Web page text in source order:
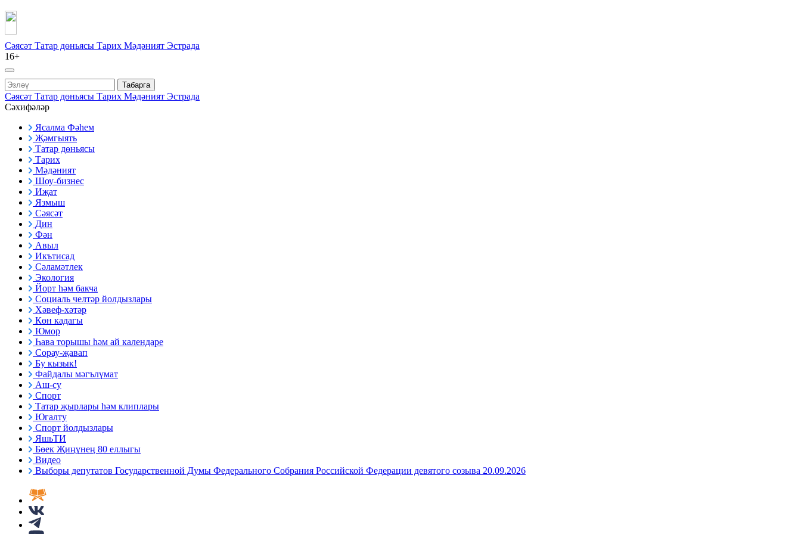
Сәясәт Татар дөньясы Тарих Мәдәният Эстрада
16+
Табарга
Сәясәт Татар дөньясы Тарих Мәдәният Эстрада
Сәхифәләр
Ясалма Фәһем
Җәмгыять
Татар дөньясы
Тарих
Мәдәният
Шоу-бизнес
Иҗат
Язмыш
Сәясәт
Дин
Фән
Авыл
Икътисад
Сәламәтлек
Экология
Йорт һәм бакча
Социаль челтәр йолдызлары
Хәвеф-хәтәр
Көн кадагы
Юмор
Һава торышы һәм ай календаре
Сорау-җавап
Бу кызык!
Файдалы мәгълүмат
Аш-су
Спорт
Татар җырлары һәм клиплары
Югалту
Спорт йолдызлары
ЯшьТИ
Бөек Җиңүнең 80 еллыгы
Видео
Выборы депутатов Государственной Думы Федерального Собрания Российской Федерации девятого созыва 20.09.2026